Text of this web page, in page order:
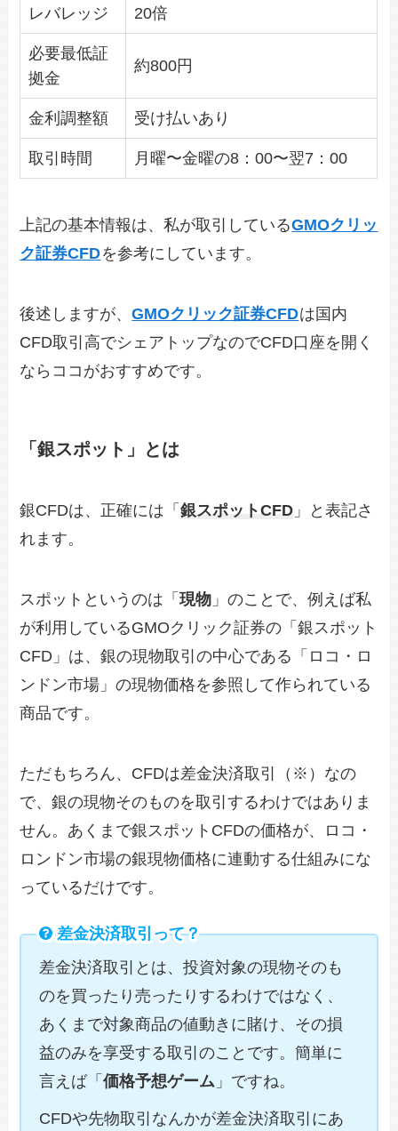
レバレッジ 20倍
必要最低証
拠金
約800円
金利調整額 受け払いあり
取引時間 月曜〜金曜の8：00〜翌7：00
上記の基本情報は、私が取引しているGMOクリッ
ク証券CFDを参考にしています。
後述しますが、GMOクリック証券CFDは国内
CFD取引高でシェアトップなのでCFD口座を開く
ならココがおすすめです。
「銀スポット」とは
銀CFDは、正確には「銀スポットCFD 」と表記さ
れます。
スポットというのは「現物 」のことで、例えば私
が利用しているGMOクリック証券の「銀スポット
CFD」は、銀の現物取引の中心である「ロコ・ロ
ンドン市場」の現物価格を参照して作られている
商品です。
ただもちろん、CFDは差金決済取引（※）なの
で、銀の現物そのものを取引するわけではありま
せん。あくまで銀スポットCFDの価格が、ロコ・
ロンドン市場の銀現物価格に連動する仕組みにな
っているだけです。
差金決済取引って？
差金決済取引とは、投資対象の現物そのも
のを買ったり売ったりするわけではなく、
あくまで対象商品の値動きに賭け、その損
益のみを享受する取引のことです。簡単に
言えば「価格予想ゲーム 」ですね。
CFDや先物取引なんかが差金決済取引にあ